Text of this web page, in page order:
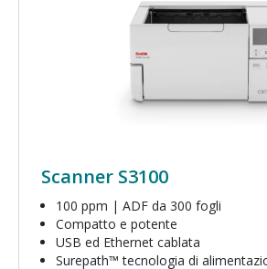
Scanner S3100
100 ppm | ADF da 300 fogli
Compatto e potente
USB ed Ethernet cablata
Surepath™ tecnologia di